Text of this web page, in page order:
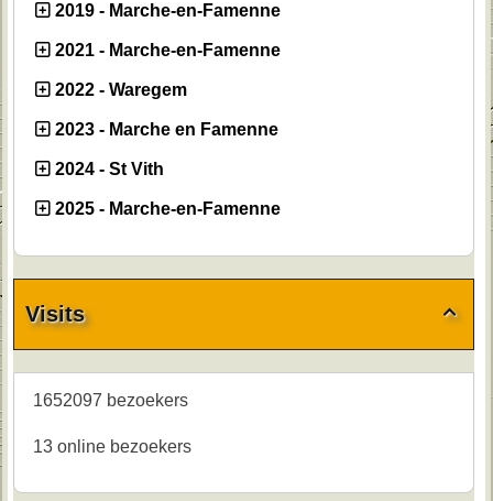
2019 - Marche-en-Famenne
2021 - Marche-en-Famenne
2022 - Waregem
2023 - Marche en Famenne
2024 - St Vith
2025 - Marche-en-Famenne

Visits
1652097 bezoekers
13 online bezoekers